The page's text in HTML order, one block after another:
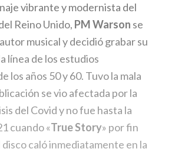
vibrante y modernista del
Reino Unido, PM Warson se
musical y decidió grabar su
línea de los estudios
los años 50 y 60. Tuvo la mala
se vio afectada por la
del Covid y no fue hasta la
cuando «True Story» por fin
disco caló inmediatamente en la